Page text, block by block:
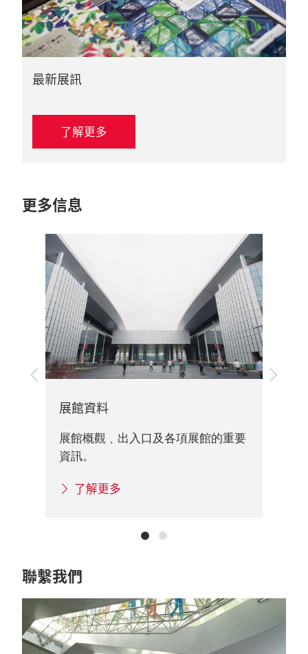
最新展訊
了解更多
更多信息
上
下
展館資料
展館概觀﹑出入口及各項展館的重要
資訊。
了解更多
聯繫我們